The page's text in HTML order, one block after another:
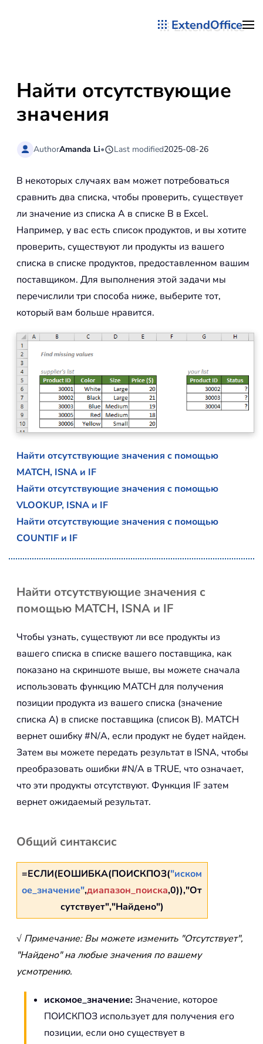
ExtendOffice
Найти отсутствующие
значения
AuthorAmanda Li• Last modified2025-08-26
В некоторых случаях вам может потребоваться
сравнить два списка, чтобы проверить, существует
ли значение из списка A в списке B в Excel.
Например, у вас есть список продуктов, и вы хотите
проверить, существуют ли продукты из вашего
списка в списке продуктов, предоставленном вашим
поставщиком. Для выполнения этой задачи мы
перечислили три способа ниже, выберите тот,
который вам больше нравится.
Найти отсутствующие значения с помощью
MATCH, ISNA и IF
Найти отсутствующие значения с помощью
VLOOKUP, ISNA и IF
Найти отсутствующие значения с помощью
COUNTIF и IF
Найти отсутствующие значения с
помощью MATCH, ISNA и IF
Чтобы узнать, существуют ли все продукты из
вашего списка в списке вашего поставщика, как
показано на скриншоте выше, вы можете сначала
использовать функцию MATCH для получения
позиции продукта из вашего списка (значение
списка A) в списке поставщика (список B). MATCH
вернет ошибку #N/A, если продукт не будет найден.
Затем вы можете передать результат в ISNA, чтобы
преобразовать ошибки #N/A в TRUE, что означает,
что эти продукты отсутствуют. Функция IF затем
вернет ожидаемый результат.
Общий синтаксис
=ЕСЛИ(ЕОШИБКА(ПОИСКПОЗ("иском
ое_значение",диапазон_поиска,0)),"От
сутствует","Найдено")
√ Примечание: Вы можете изменить "Отсутствует",
"Найдено" на любые значения по вашему
усмотрению.
искомое_значение:Значение, которое
ПОИСКПОЗ использует для получения его
позиции, если оно существует в